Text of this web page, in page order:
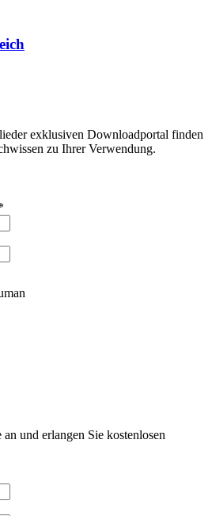
exklusiven Downloadportal finden
zu Ihrer Verwendung.
und erlangen Sie kostenlosen